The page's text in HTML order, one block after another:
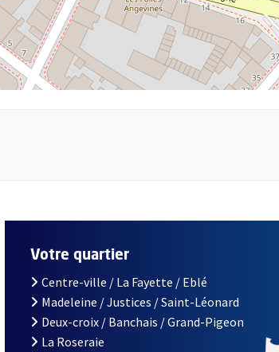
obligatoire)
D'INSCRIPTION À LA LETTRE
Votre quartier
Centre-ville / La Fayette / Eblé
Madeleine / Justices / Saint-Léonard
Deux-croix / Banchais / Grand-Pigeon
La Roseraie